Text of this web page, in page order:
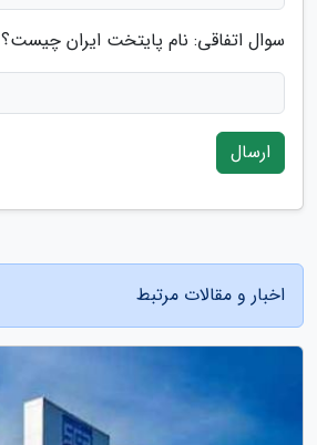
سوال اتفاقی: نام پایتخت ایران چیست؟
ارسال
اخبار و مقالات مرتبط